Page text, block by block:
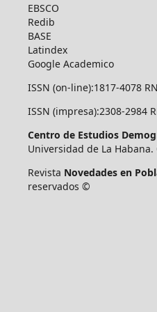
EBSCO
Redib
BASE
Latindex
Google Academico
ISSN (on-line):1817-4078
ISSN (impresa):2308-2984
Centro de Estudios
Universidad de La Habana.
Revista Novedades en
reservados ©